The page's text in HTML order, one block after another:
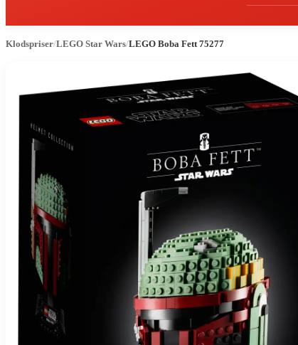
Klodspriser/LEGO Star Wars/LEGO Boba Fett 75277